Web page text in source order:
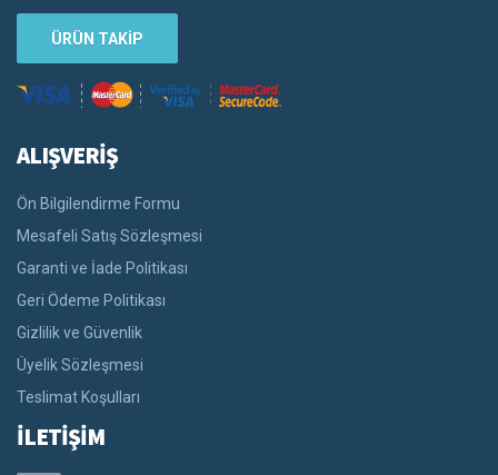
ÜRÜN TAKİP
ALIŞVERİŞ
Ön Bilgilendirme Formu
Mesafeli Satış Sözleşmesi
Garanti ve İade Politikası
Geri Ödeme Politikası
Gizlilik ve Güvenlik
Üyelik Sözleşmesi
Teslimat Koşulları
İLETİŞİM